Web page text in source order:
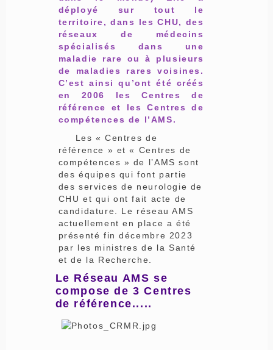
déployé sur tout le
territoire, dans les CHU, des
réseaux de médecins
spécialisés dans une
maladie rare ou à plusieurs
de maladies rares voisines.
C’est ainsi qu’ont été créés
en 2006 les Centres de
référence et les Centres de
compétences de l’AMS.
Les « Centres de
référence » et « Centres de
compétences » de l’AMS sont
des équipes qui font partie
des services de neurologie de
CHU et qui ont fait acte de
candidature. Le réseau AMS
actuellement en place a été
présenté fin décembre 2023
par les ministres de la Santé
et de la Recherche.
Le Réseau AMS se
compose de 3 Centres
de référence.....